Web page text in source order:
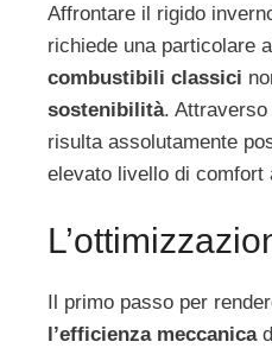
Affrontare il rigido
richiede una particolare
combustibili classici
sostenibilità.
risulta assolutamente
elevato livello di comfort
Il primo passo per
l’efficienza meccanica